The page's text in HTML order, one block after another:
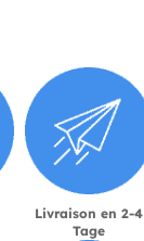
Livraison en 2-4
Tage